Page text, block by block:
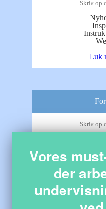
Skriv op
Luk
Skriv op
Jeg vil
Vores
der